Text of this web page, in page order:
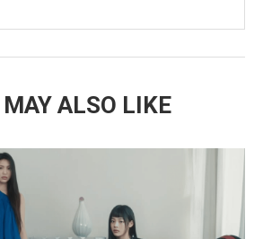
MAY ALSO LIKE